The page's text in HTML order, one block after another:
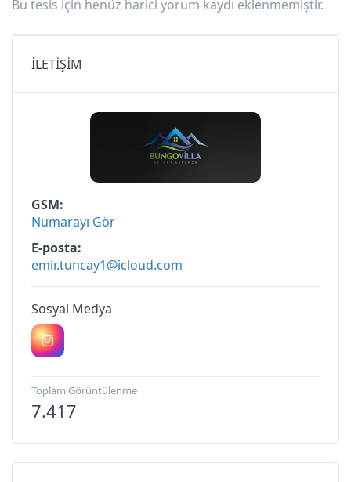
Bu tesis için henüz harici yorum kaydı eklenmemiştir.
İLETİŞİM
GSM
Numarayı Gör
E-posta
emir.tuncay1@icloud.com
Sosyal Medya
Toplam Görüntülenme
7.417